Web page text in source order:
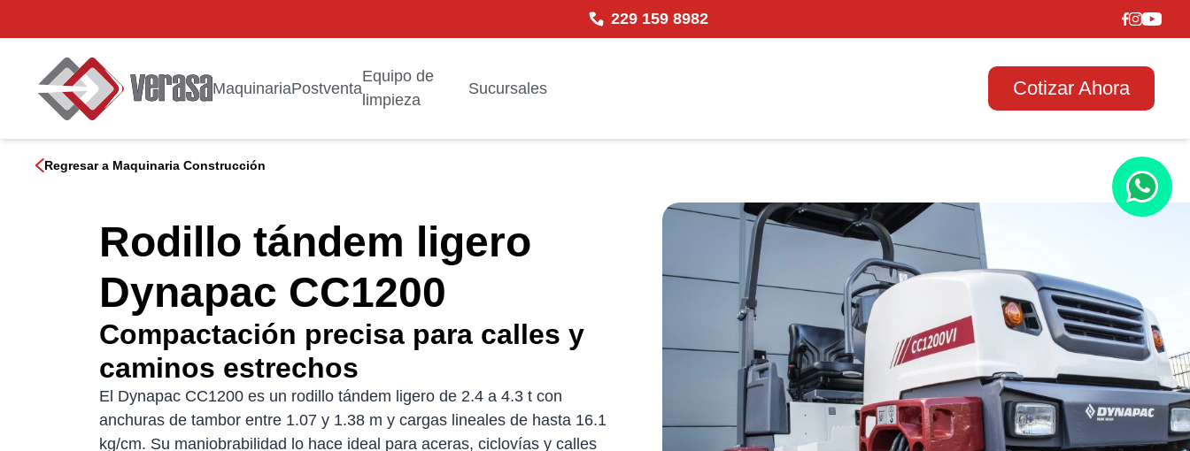
229 159 8982
MaquinariaPostventa
Equipo de
limpieza
Sucursales Cotizar Ahora
Regresar a Maquinaria Construcción
Rodillo tándem ligero
Dynapac CC1200
Compactación precisa para calles y
caminos estrechos
El Dynapac CC1200 es un rodillo tándem ligero de 2.4 a 4.3 t con
anchuras de tambor entre 1.07 y 1.38 m y cargas lineales de hasta 16.1
kg/cm. Su maniobrabilidad lo hace ideal para aceras, ciclovías y calles